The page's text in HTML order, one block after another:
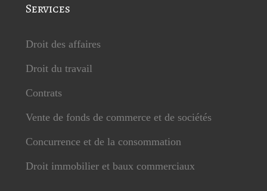
Services
Droit des affaires
Droit du travail
Contrats
Vente de fonds de commerce et de sociétés
Concurrence et de la consommation
Droit immobilier et baux commerciaux